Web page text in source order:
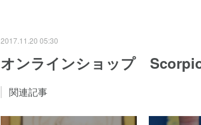
2017.11.20 05:30
オンラインショップ
関連記事